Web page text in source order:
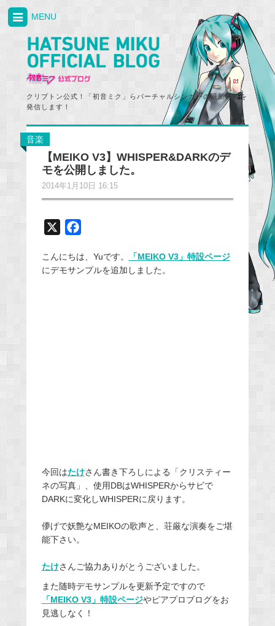
クリプトン公式！「初音ミク」らバーチャルシンガーの最新情報を
発信します！
MENU
音楽
【MEIKO V3】WHISPER&DARKのデ
モを公開しました。
2014年1月10日 16:15
c
e
こんにちは、Yuです。
「MEIKO V3」特設ページ
にデモサンプルを追加しました。
今回はたけさん書き下ろしによる「クリスティー
ネの写真」、使用DBはWHISPERからサビで
DARKに変化しWHISPERに戻ります。
儚げで妖艶なMEIKOの歌声と、荘厳な演奏をご堪
能下さい。
たけさんご協力ありがとうございました。
また随時デモサンプルを更新予定ですので
「MEIKO V3」特設ページやピアプロブログをお
見逃しなく！